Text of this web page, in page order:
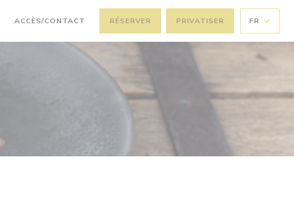
ACCÈS/CONTACT RÉSERVER PRIVATISER FR